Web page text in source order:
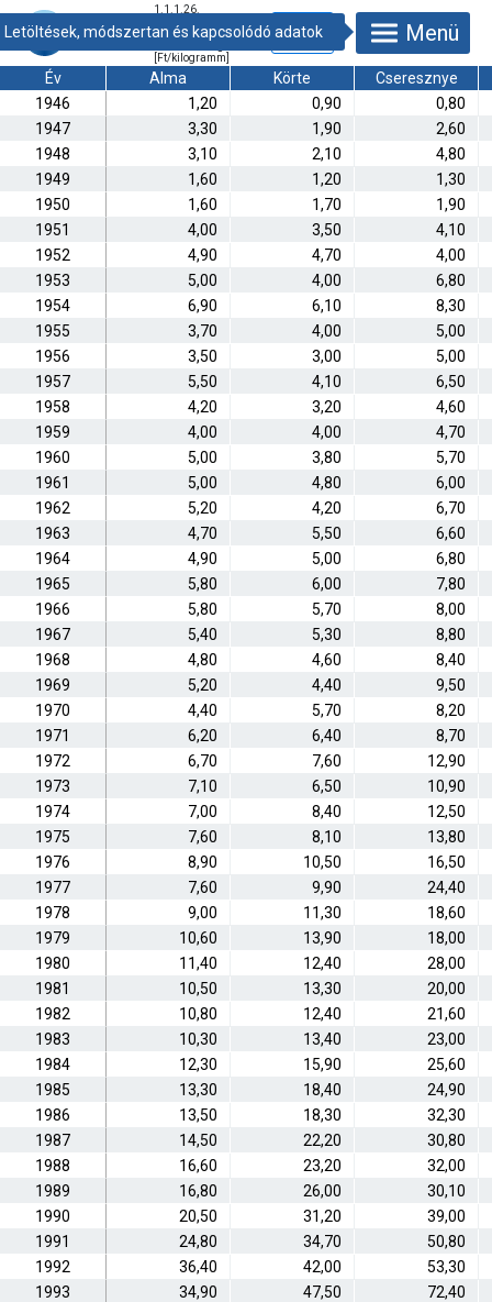
1.1.1.26.
szőlő piaci
[Ft/kilogramm]
Menü
Év Alma Körte
Cseresznye
1946
1,20 0,90
0,80
1947
3,30 1,90
2,60
1948
3,10 2,10
4,80
1949
1,60 1,20
1,30
1950
1,60 1,70
1,90
1951
4,00 3,50
4,10
1952
4,90 4,70
4,00
1953
5,00 4,00
6,80
1954
6,90 6,10
8,30
1955
3,70 4,00
5,00
1956
3,50 3,00
5,00
1957
5,50 4,10
6,50
1958
4,20 3,20
4,60
1959
4,00 4,00
4,70
1960
5,00 3,80
5,70
1961
5,00 4,80
6,00
1962
5,20 4,20
6,70
1963
4,70 5,50
6,60
1964
4,90 5,00
6,80
1965
5,80 6,00
7,80
1966
5,80 5,70
8,00
1967
5,40 5,30
8,80
1968
4,80 4,60
8,40
1969
5,20 4,40
9,50
1970
4,40 5,70
8,20
1971
6,20 6,40
8,70
1972
6,70 7,60
12,90
1973
7,10 6,50
10,90
1974
7,00 8,40
12,50
1975
7,60 8,10
13,80
1976
8,90 10,50
16,50
1977
7,60 9,90
24,40
1978
9,00 11,30
18,60
1979
10,60 13,90
18,00
1980
11,40 12,40
28,00
1981
10,50 13,30
20,00
1982
10,80 12,40
21,60
1983
10,30 13,40
23,00
1984
12,30 15,90
25,60
1985
13,30 18,40
24,90
1986
13,50 18,30
32,30
1987
14,50 22,20
30,80
1988
16,60 23,20
32,00
1989
16,80 26,00
30,10
1990
20,50 31,20
39,00
1991
24,80 34,70
50,80
1992
36,40 42,00
53,30
1993
34,90 47,50
72,40